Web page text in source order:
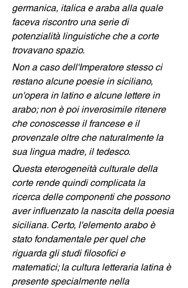
germanica, italica e araba alla quale
faceva riscontro una serie di
potenzialità linguistiche che a corte
trovavano spazio.
Non a caso dell'Imperatore stesso ci
restano alcune poesie in siciliano,
un'opera in latino e alcune lettere in
arabo; non è poi inverosimile ritenere
che conoscesse il francese e il
provenzale oltre che naturalmente la
sua lingua madre, il tedesco.
Questa eterogeneità culturale della
corte rende quindi complicata la
ricerca delle componenti che possono
aver influenzato la nascita della poesia
siciliana. Certo, l'elemento arabo è
stato fondamentale per quel che
riguarda gli studi filosofici e
matematici; la cultura letteraria latina è
presente specialmente nella